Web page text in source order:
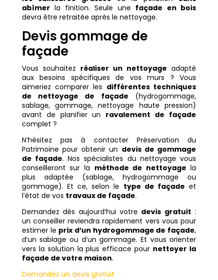
abîmer la finition. Seule une façade en bois
devra être retraitée après le nettoyage.
Devis gommage de
façade
Vous souhaitez réaliser un nettoyage adapté
aux besoins spécifiques de vos murs ? Vous
aimeriez comparer les différentes techniques
de nettoyage de façade (hydrogommage,
sablage, gommage, nettoyage haute pression)
avant de planifier un ravalement de façade
complet ?
N’hésitez pas à contacter Préservation du
Patrimoine pour obtenir un devis de gommage
de façade. Nos spécialistes du nettoyage vous
conseilleront sur la méthode de nettoyage la
plus adaptée (sablage, hydrogommage ou
gommage). Et ce, selon le type de façade et
l’état de vos travaux de façade.
Demandez dès aujourd’hui votre devis gratuit :
un conseiller reviendra rapidement vers vous pour
estimer le prix d’un hydrogommage de façade,
d’un sablage ou d’un gommage. Et vous orienter
vers la solution la plus efficace pour nettoyer la
façade de votre maison.
Demandez un devis gratuit